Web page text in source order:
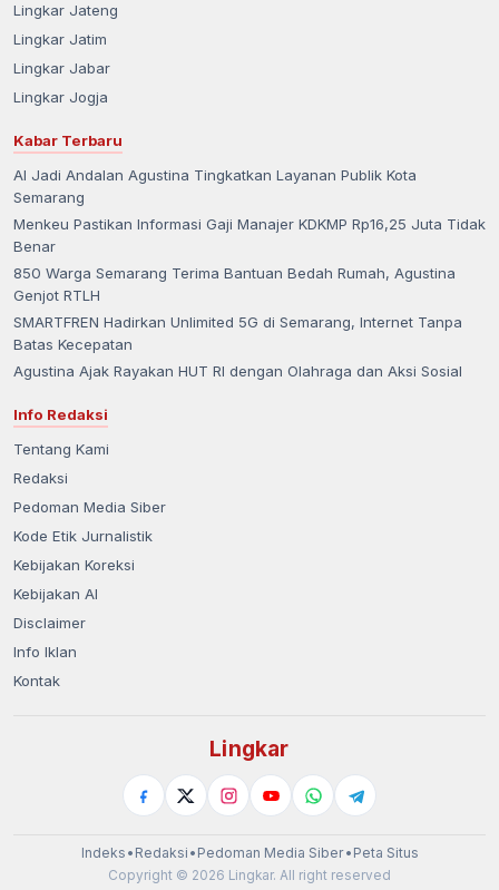
Lingkar Jateng
Lingkar Jatim
Lingkar Jabar
Lingkar Jogja
Kabar Terbaru
AI Jadi Andalan Agustina Tingkatkan Layanan Publik Kota
Semarang
Menkeu Pastikan Informasi Gaji Manajer KDKMP Rp16,25 Juta Tidak
Benar
850 Warga Semarang Terima Bantuan Bedah Rumah, Agustina
Genjot RTLH
SMARTFREN Hadirkan Unlimited 5G di Semarang, Internet Tanpa
Batas Kecepatan
Agustina Ajak Rayakan HUT RI dengan Olahraga dan Aksi Sosial
Info Redaksi
Tentang Kami
Redaksi
Pedoman Media Siber
Kode Etik Jurnalistik
Kebijakan Koreksi
Kebijakan AI
Disclaimer
Info Iklan
Kontak
Lingkar
Indeks • Redaksi • Pedoman Media Siber• Peta Situs
Copyright © 2026 Lingkar. All right reserved